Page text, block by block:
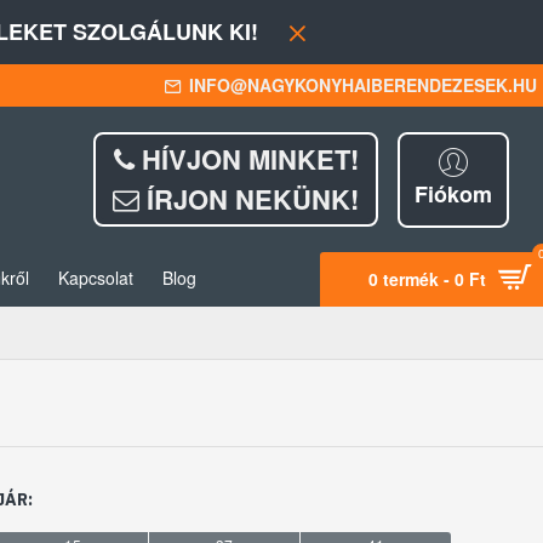
SZOLGÁLUNK KI!
INFO@NAGYKONYHAIBERENDEZESEK.HU
HÍVJON MINKET!
ÍRJON NEKÜNK!
Fiókom
Kapcsolat Blog 0 termék - 0 Ft